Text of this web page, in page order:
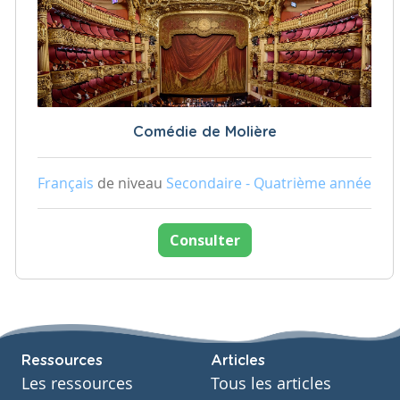
Comédie de Molière
Français de niveau Secondaire - Quatrième année
Consulter
Ressources
Les ressources
Articles
Tous les articles